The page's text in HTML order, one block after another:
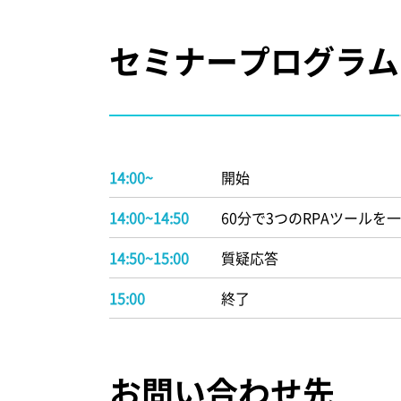
セミナープログラム
14:00~
開始
14:00~14:50
60分で3つのRPAツールを
14:50~15:00
質疑応答
15:00
終了